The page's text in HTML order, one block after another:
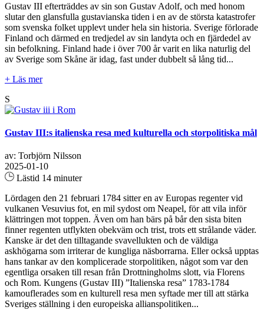
Gustav III efterträddes av sin son Gustav Adolf, och med honom
slutar den glansfulla gustavianska tiden i en av de största katastrofer
som svenska folket upplevt under hela sin historia. Sverige förlorade
Finland och därmed en tredjedel av sin landyta och en fjärdedel av
sin befolkning. Finland hade i över 700 år varit en lika naturlig del
av Sverige som Skåne är idag, fast under dubbelt så lång tid...
+ Läs mer
S
Gustav III:s italienska resa med kulturella och storpolitiska mål
av: Torbjörn Nilsson
2025-01-10
Lästid 14 minuter
Lördagen den 21 februari 1784 sitter en av Europas regenter vid
vulkanen Vesuvius fot, en mil sydost om Neapel, för att vila inför
klättringen mot toppen. Även om han bärs på bår den sista biten
finner regenten utflykten obekväm och trist, trots ett strålande väder.
Kanske är det den tilltagande svavellukten och de väldiga
askhögarna som irriterar de kungliga näsborrarna. Eller också upptas
hans tankar av den komplicerade storpolitiken, något som var den
egentliga orsaken till resan från Drottningholms slott, via Florens
och Rom. Kungens (Gustav III) ”Italienska resa” 1783-1784
kamouflerades som en kulturell resa men syftade mer till att stärka
Sveriges ställning i den europeiska allianspolitiken...